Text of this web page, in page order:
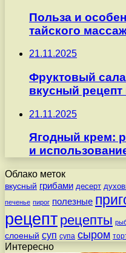
Польза и
тайского
21.11.2025
Фруктовый
вкусный
21.11.2025
Ягодный крем:
и
Облако меток
вкусный грибами десерт
печенье пирог полезные
рецепт рецепты
слоеный суп супа сыром
Интересно